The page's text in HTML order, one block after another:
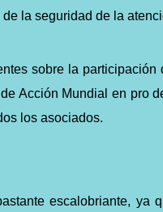
la seguridad de la
sobre la participación
Acción Mundial en pro
los asociados.
escalobriante, ya